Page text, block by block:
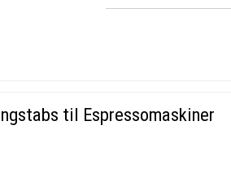
til Espressomaskiner